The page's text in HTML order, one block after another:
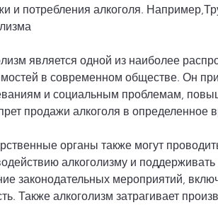
и потребления алкоголя.
является одной из наиболее
в современном обществе. Он
и социальным проблемам,
продажи алкоголя в определенное
органы также могут
алкоголизму и
законодательных мероприятий,
Также алкоголизм затрагивает